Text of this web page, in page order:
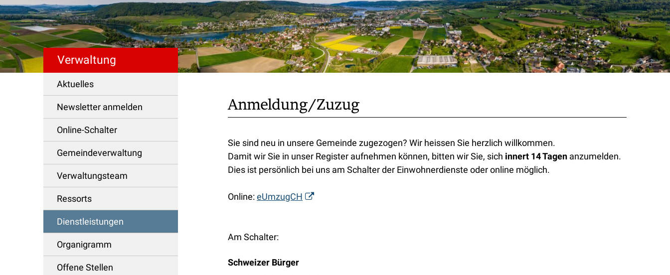
Verwaltung
Aktuelles
Newsletter anmelden
Online-Schalter
Gemeindeverwaltung
Verwaltungsteam
Ressorts
Dienstleistungen
Organigramm
Offene Stellen
Anmeldung/Zuzug
Sie sind neu in unsere Gemeinde zugezogen? Wir heissen Sie herzlich willkommen.
Damit wir Sie in unser Register aufnehmen können, bitten wir Sie, sich innert 14 Tagen anzumelden.
Dies ist persönlich bei uns am Schalter der Einwohnerdienste oder online möglich.
Online:eUmzugCH
Am Schalter:
Schweizer Bürger
Schnellzugriff